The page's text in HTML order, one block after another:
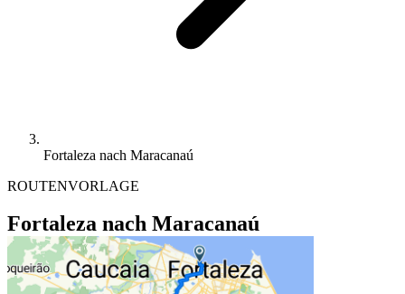
Fortaleza nach Maracanaú
ROUTENVORLAGE
Fortaleza nach Maracanaú